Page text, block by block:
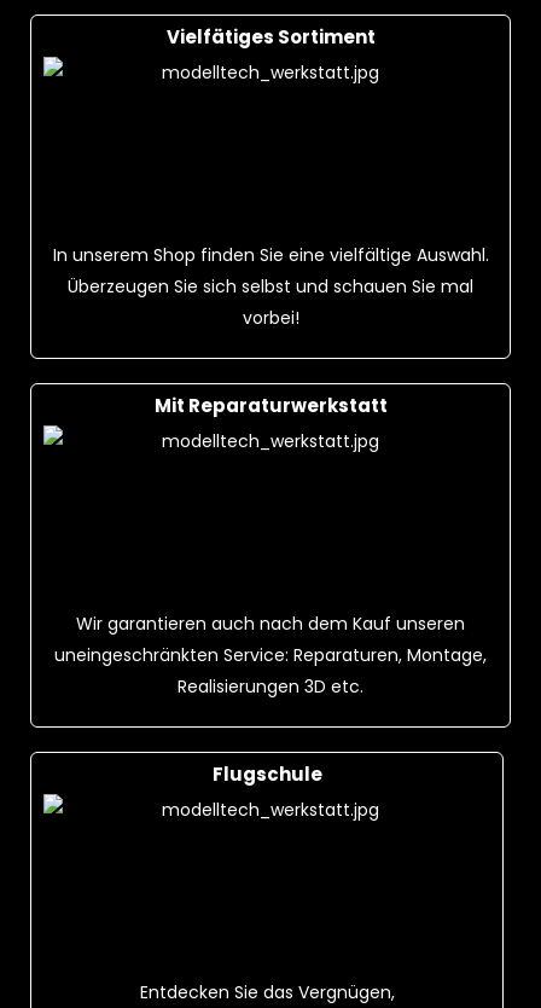
Vielfätiges Sortiment
In unserem Shop finden Sie eine vielfältige Auswahl.
Überzeugen Sie sich selbst und schauen Sie mal
vorbei!
Mit Reparaturwerkstatt
Wir garantieren auch nach dem Kauf unseren
uneingeschränkten Service: Reparaturen, Montage,
Realisierungen 3D etc.
Flugschule
Entdecken Sie das Vergnügen,